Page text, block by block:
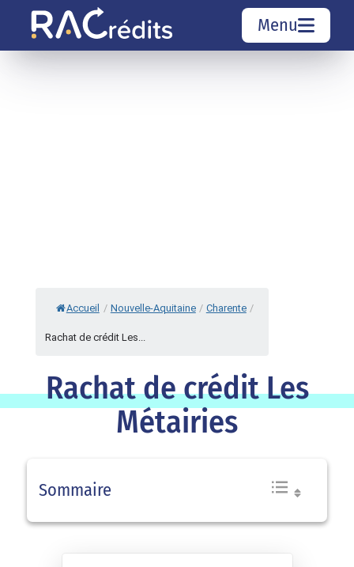
Menu
Accueil / Nouvelle-Aquitaine / Charente /
Rachat de crédit Les...
Rachat de crédit Les
Métairies
Sommaire